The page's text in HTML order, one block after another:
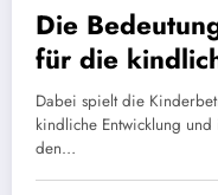
Die
für die
Dabei spielt die
kindliche Entwicklung
den…